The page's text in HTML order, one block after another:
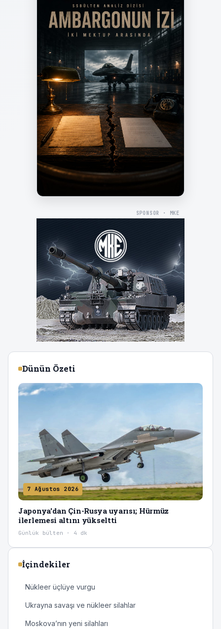
SPONSOR · MKE
Dünün Özeti
7 Ağustos 2026
Japonya'dan Çin-Rusya uyarısı; Hürmüz
ilerlemesi altını yükseltti
Günlük bülten · 4 dk
İçindekiler
Nükleer üçlüye vurgu
Ukrayna savaşı ve nükleer silahlar
Moskova’nın yeni silahları